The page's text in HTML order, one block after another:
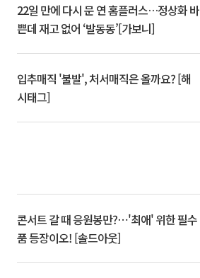
22일 만에 다시 문 연 홈플러스…정상화 바
쁜데 재고 없어 ‘발동동’[가보니]
입추매직 '불발', 처서매직은 올까요? [해
시태그]
콘서트 갈 때 응원봉만?⋯'최애' 위한 필수
품 등장이오! [솔드아웃]